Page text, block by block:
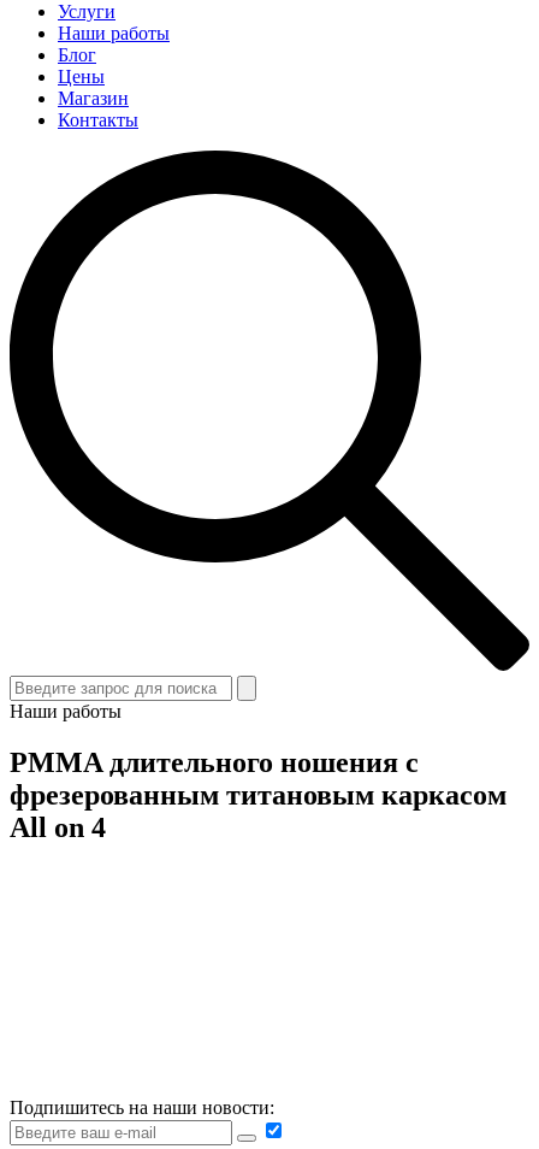
Услуги
Наши работы
Блог
Цены
Магазин
Контакты
Наши работы
PMMA длительного ношения с
фрезерованным титановым каркасом
All on 4
Подпишитесь на наши новости: